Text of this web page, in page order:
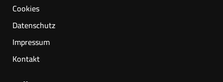
Cookies
Datenschutz
Impressum
Kontakt